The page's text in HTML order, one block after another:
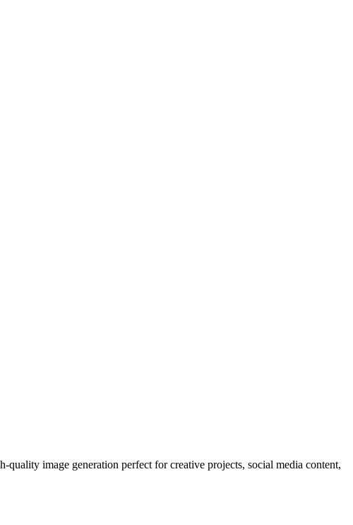
image generation perfect for creative projects, social media content,